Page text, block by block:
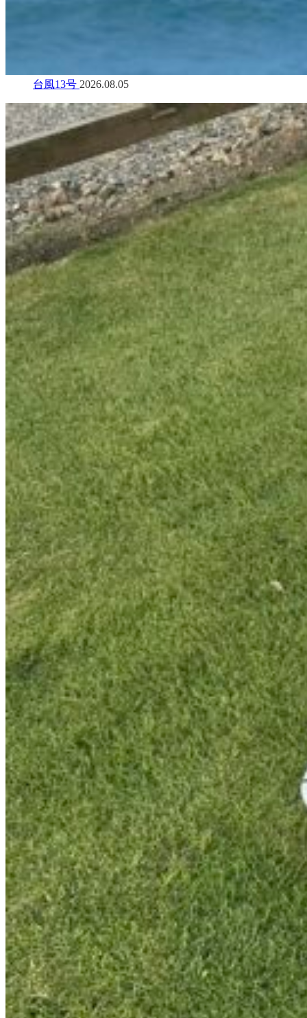
台風13号 2026.08.05